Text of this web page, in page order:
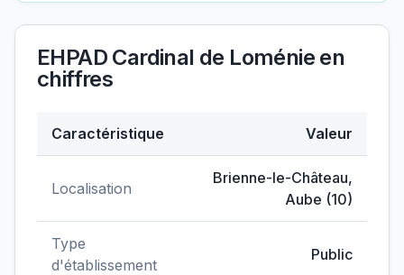
EHPAD Cardinal de Loménie en
chiffres
Caractéristique Valeur
Localisation
Brienne-le-Château,
Aube (10)
Type
d'établissement
Public